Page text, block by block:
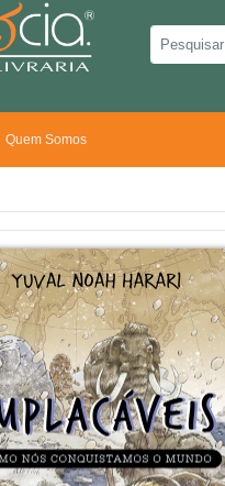
Quem Somos